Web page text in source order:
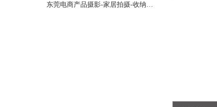
东莞电商产品摄影-家居拍摄-收纳…